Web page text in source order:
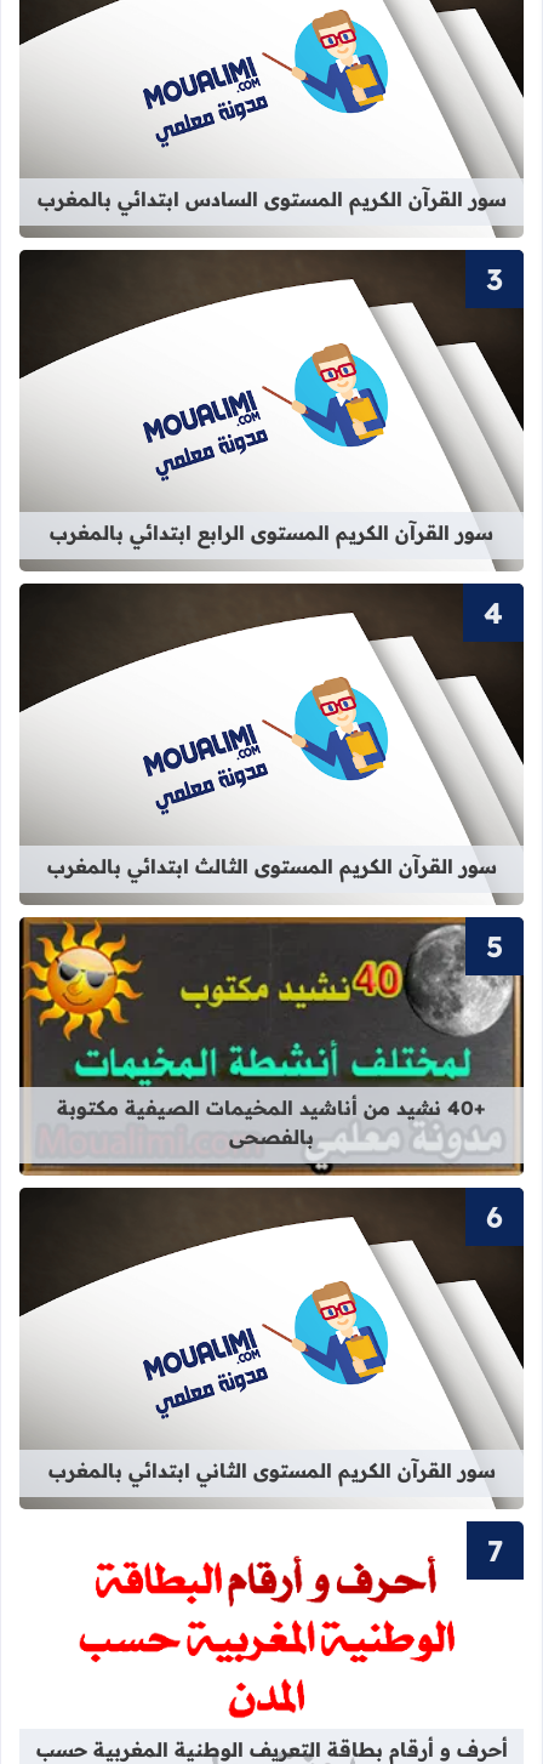
قراءة المزيد عن سور القرآن
سور القرآن الكريم المستوى السادس ابتدائي بالمغرب
قراءة المزيد عن سور القرآن الكريم
سور القرآن الكريم المستوى الرابع ابتدائي بالمغرب
قراءة المزيد عن سور القرآن الكريم
سور القرآن الكريم المستوى الثالث ابتدائي بالمغرب
قراءة المزيد عن +40 نشيد من أناشيد المخيمات الصيفية مكتوبة بالفصحى
+40 نشيد من أناشيد المخيمات الصيفية مكتوبة
بالفصحى
قراءة المزيد عن سور القرآن الكريم
سور القرآن الكريم المستوى الثاني ابتدائي بالمغرب
قراءة المزيد عن أحرف و أرقام
أحرف و أرقام بطاقة التعريف الوطنية المغربية حسب